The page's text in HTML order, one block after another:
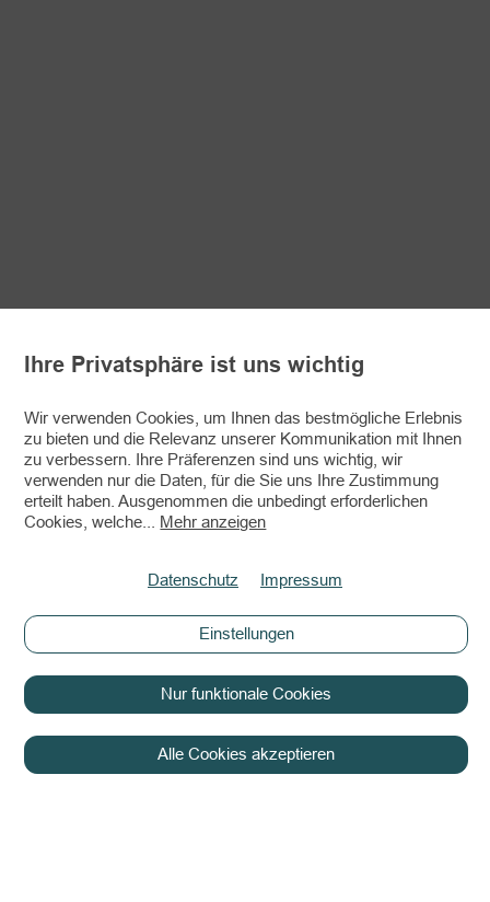
Ihre Privatsphäre ist uns wichtig
Wir verwenden Cookies, um Ihnen das bestmögliche Erlebnis
zu bieten und die Relevanz unserer Kommunikation mit Ihnen
zu verbessern. Ihre Präferenzen sind uns wichtig, wir
verwenden nur die Daten, für die Sie uns Ihre Zustimmung
erteilt haben. Ausgenommen die unbedingt erforderlichen
Cookies, welche... Mehr anzeigen
Datenschutz Impressum
Einstellungen
Nur funktionale Cookies
Alle Cookies akzeptieren